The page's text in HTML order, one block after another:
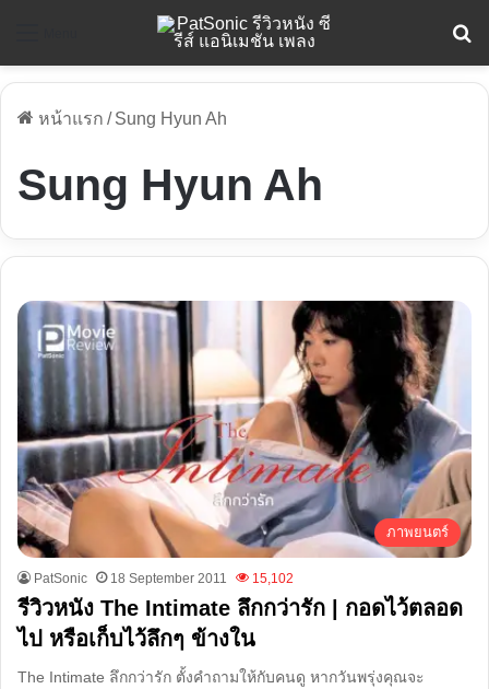
หน้าแรก / Sung Hyun Ah
Sung Hyun Ah
ภาพยนตร์
PatSonic 18 September 2011 15,102
รีวิวหนัง The Intimate ลึกกว่ารัก | กอดไว้ตลอด
ไป หรือเก็บไว้ลึกๆ ข้างใน
The Intimate ลึกกว่ารัก ตั้งคำถามให้กับคนดู หากวันพรุ่งคุณจะ